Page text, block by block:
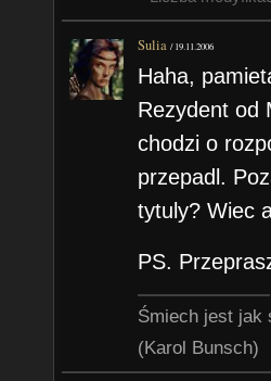
Sulia /19.11.2006
Haha,
Rezydent od
chodzi o
przepadl.
tytuly? Wiec
PS.
Śmiech jest jak
(Karol Bunsch)